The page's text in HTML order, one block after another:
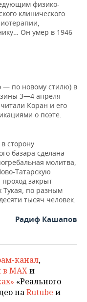
физико-
клинического
Он умер в 1946
— по новому стилю) в
3—4 апреля
Коран и его
о поэте.
сторону
базара сделана
молитва,
Татарскую
закрыт
Тукая, по разным
тысяч человек.
Радиф Кашапов
канал,
в MAXи
«Реального
наRutube и